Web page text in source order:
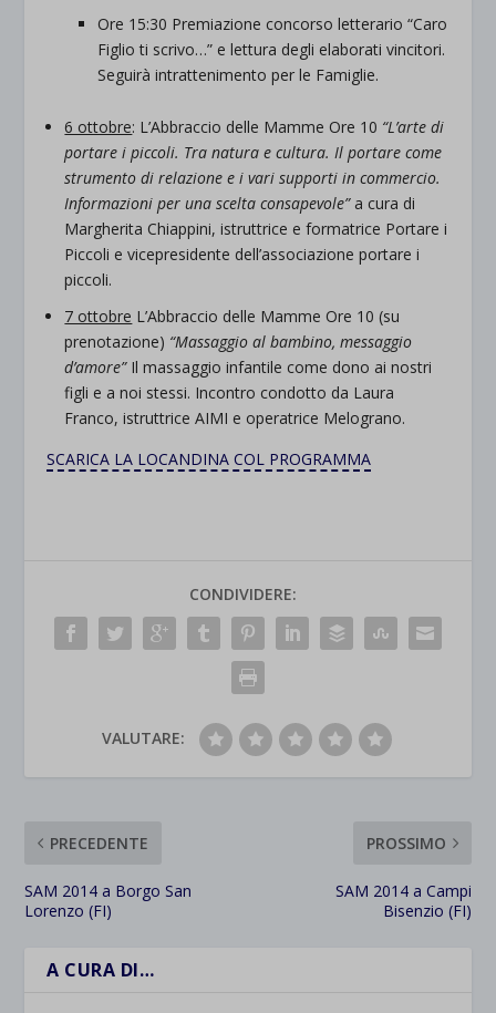
Ore 15:30 Premiazione concorso letterario “Caro
Figlio ti scrivo…” e lettura degli elaborati vincitori.
Seguirà intrattenimento per le Famiglie.
6 ottobre: L’Abbraccio delle Mamme Ore 10 “L’arte di
portare i piccoli. Tra natura e cultura. Il portare come
strumento di relazione e i vari supporti in commercio.
Informazioni per una scelta consapevole”a cura di
Margherita Chiappini, istruttrice e formatrice Portare i
Piccoli e vicepresidente dell’associazione portare i
piccoli.
7 ottobre L’Abbraccio delle Mamme Ore 10 (su
prenotazione) “Massaggio al bambino, messaggio
d’amore”Il massaggio infantile come dono ai nostri
figli e a noi stessi. Incontro condotto da Laura
Franco, istruttrice AIMI e operatrice Melograno.
SCARICA LA LOCANDINA COL PROGRAMMA
CONDIVIDERE:
VALUTARE:
PRECEDENTE
SAM 2014 a Borgo San
Lorenzo (FI)
PROSSIMO
SAM 2014 a Campi
Bisenzio (FI)
A CURA DI…